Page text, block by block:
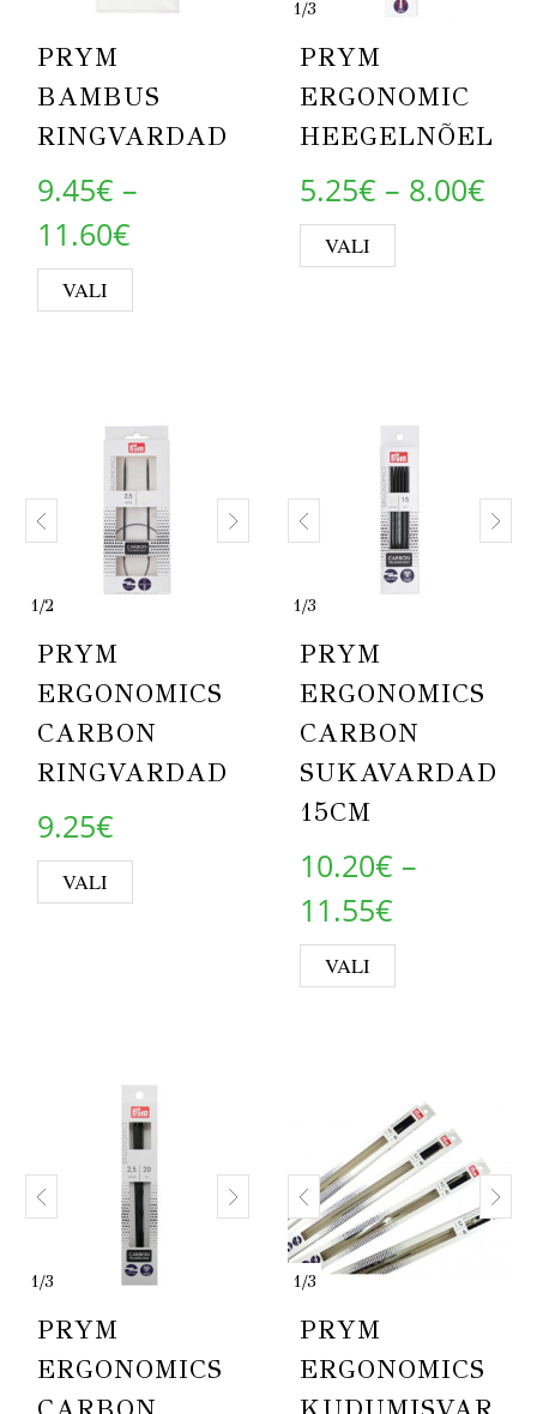
PRYM
BAMBUS
RINGVARDAD
9.45€ –
11.60€ Price range: 9.45€ through
VALI
1/3
PRYM
ERGONOMIC
HEEGELNÕEL
5.25€ – 8.00€
VALI
1/2
PRYM
ERGONOMICS
CARBON
RINGVARDAD
9.25€
VALI This product has multiple variants.
1/3
PRYM
ERGONOMICS
CARBON
SUKAVARDAD
15CM
10.20€ –
11.55€
VALI
1/3
PRYM
ERGONOMICS
1/3
PRYM
ERGONOMICS